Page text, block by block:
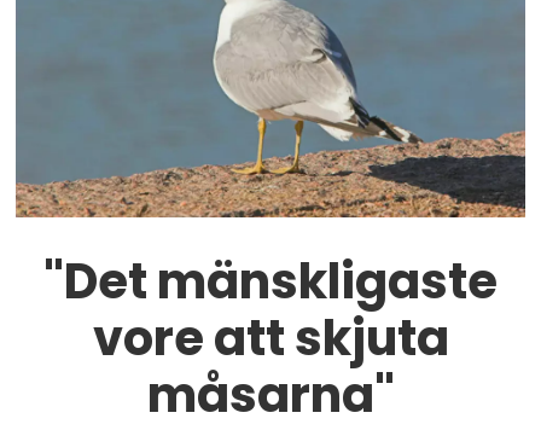
"Det mänskligaste
vore att skjuta
måsarna"